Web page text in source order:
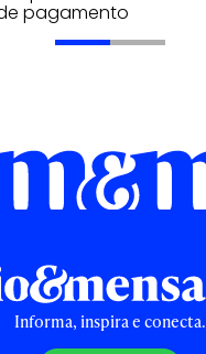
pagamento
Informa, inspira e conecta.